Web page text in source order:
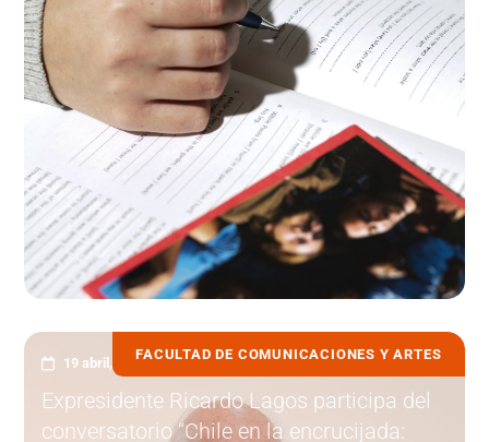
FACULTAD DE COMUNICACIONES Y ARTES
19 abril, 2023
Expresidente Ricardo Lagos participa del
conversatorio “Chile en la encrucijada: